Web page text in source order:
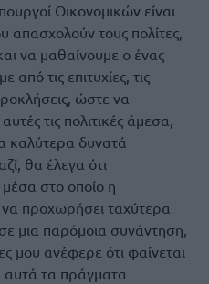
Οικονομικών είναι
απασχολούν τους πολίτες,
να μαθαίνουμε ο ένας
τις επιτυχίες, τις
ώστε να
τις πολιτικές άμεσα,
καλύτερα δυνατά
θα έλεγα ότι
στο οποίο η
να προχωρήσει ταχύτερα
μια παρόμοια συνάντηση,
μου ανέφερε ότι φαίνεται
αυτά τα πράγματα